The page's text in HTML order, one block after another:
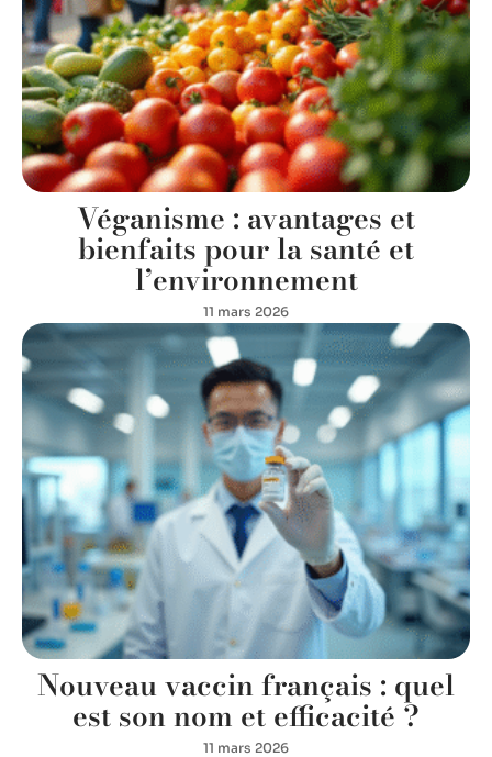
Véganisme : avantages et
bienfaits pour la santé et
l’environnement
11 mars 2026
Nouveau vaccin français : quel
est son nom et efficacité ?
11 mars 2026